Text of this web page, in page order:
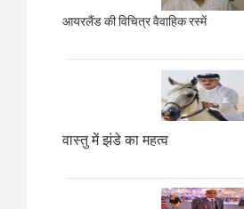
आयरलैंड की विचित्र वैवाहिक रस्में
वास्तु में झंडे का महत्व